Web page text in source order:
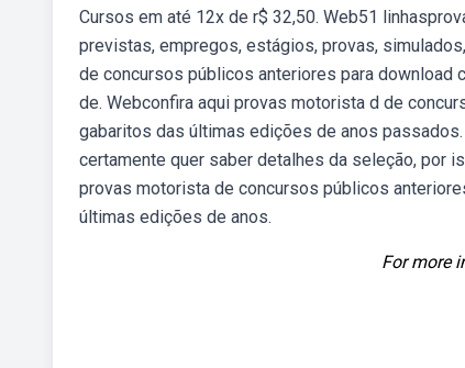
Cursos em até 12x de r$ 32,50. Web51
previstas, empregos, estágios, provas,
de concursos públicos anteriores para download
de. Webconfira aqui provas motorista d de
gabaritos das últimas edições de anos
certamente quer saber detalhes da seleção, por
provas motorista de concursos públicos
últimas edições de anos.
For more